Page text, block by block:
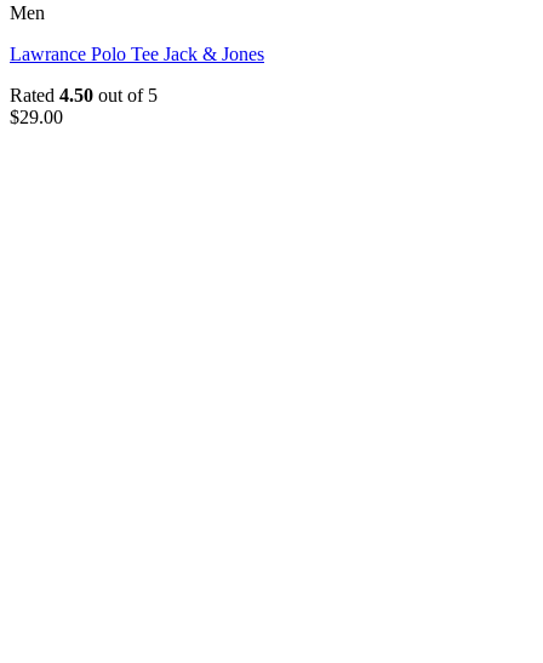
Men
Lawrance Polo Tee Jack & Jones
Rated 4.50 out of 5
$29.00